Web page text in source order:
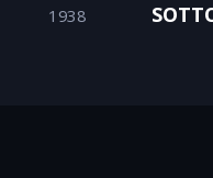
1938